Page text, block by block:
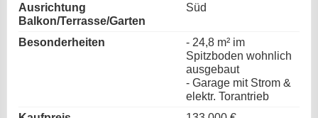
Ausrichtung
Balkon/Terrasse/Garten
Süd
Besonderheiten
- 24,8 m² im
Spitzboden wohnlich
ausgebaut
- Garage mit Strom &
elektr. Torantrieb